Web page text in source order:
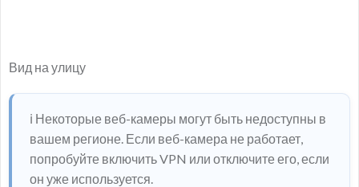
Вид на улицу
ℹ️ Некоторые веб-камеры могут быть недоступны в
вашем регионе. Если веб-камера не работает,
попробуйте включить VPN или отключите его, если
он уже используется.